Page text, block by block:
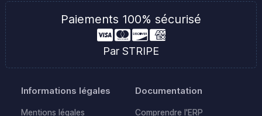
Paiements 100% sécurisé
Par STRIPE
Informations légales
Mentions légales
Documentation
Comprendre l'ERP